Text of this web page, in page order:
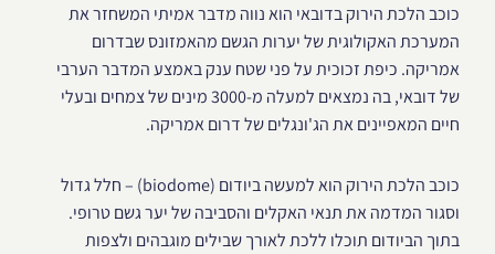
כוכב הלכת הירוק בדובאי הוא נווה מדבר אמיתי המשחזר את
המערכת האקולוגית של יערות הגשם מהאמזונס שבדרום
אמריקה. כיפת זכוכית על פני שטח ענק באמצע המדבר הערבי
של דובאי, בה נמצאים למעלה מ-3000 מינים של צמחים ובעלי
חיים המאפיינים את הג'ונגלים של דרום אמריקה.
כוכב הלכת הירוק הוא למעשה ביודום (biodome) – חלל גדול
וסגור המדמה את תנאי האקלים והסביבה של יער גשם טרופי.
בתוך הביודום תוכלו ללכת לאורך שבילים מוגבהים ולצפות